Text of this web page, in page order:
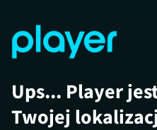
Ups... Player
Twojej